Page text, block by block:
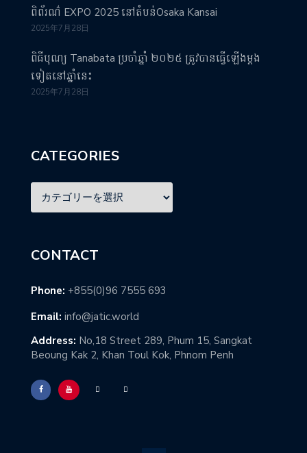
ពិព័រណ៌ EXPO 2025 នៅតំបន់Osaka Kansai
2025年7月28日
ពិធីបុណ្យ Tanabata ប្រចាំឆ្នាំ ២០២៥ ត្រូវបានធ្វើឡើងម្តង
ទៀតនៅឆ្នាំនេះ
2025年7月28日
CATEGORIES
CONTACT
Phone: +855(0)96 7555 693
Email: info@jatic.world
Address: No,18 Street 289, Phum 15, Sangkat
Beoung Kak 2, Khan Toul Kok, Phnom Penh